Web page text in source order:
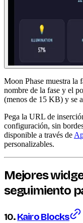
Moon Phase muestra la
nombre de la fase y el
(menos de 15 KB) y se
Pega la URL de
configuración, sin
disponible a través de
personalizables.
Mejores
seguimiento
10.Kairo Blocks